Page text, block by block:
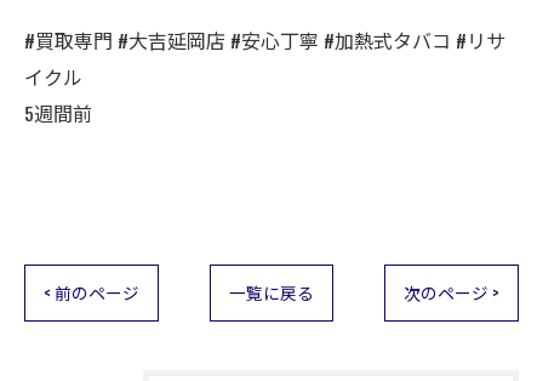
#買取専門 #大吉延岡店 #安心丁寧 #加熱式タバコ #リサ
イクル
5週間前
< 前のページ 一覧に戻る 次のページ >